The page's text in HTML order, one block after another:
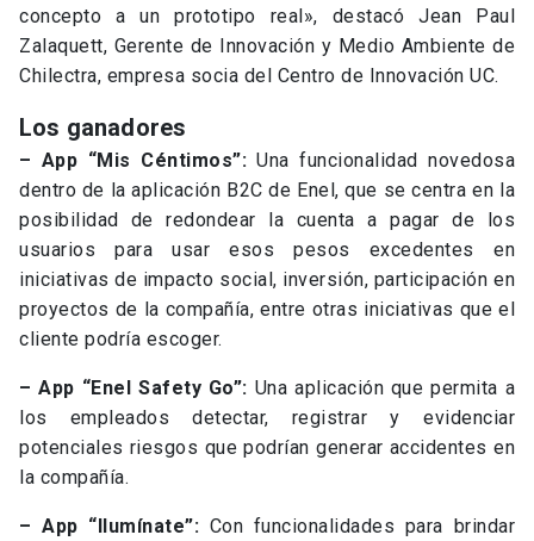
concepto a un prototipo real», destacó Jean Paul
Zalaquett, Gerente de Innovación y Medio Ambiente de
Chilectra, empresa socia del Centro de Innovación UC.
Los ganadores
– App “Mis Céntimos”:Una funcionalidad novedosa
dentro de la aplicación B2C de Enel, que se centra en la
posibilidad de redondear la cuenta a pagar de los
usuarios para usar esos pesos excedentes en
iniciativas de impacto social, inversión, participación en
proyectos de la compañía, entre otras iniciativas que el
cliente podría escoger.
– App “Enel Safety Go”: Una aplicación que permita a
los empleados detectar, registrar y evidenciar
potenciales riesgos que podrían generar accidentes en
la compañía.
– App “Ilumínate”: Con funcionalidades para brindar